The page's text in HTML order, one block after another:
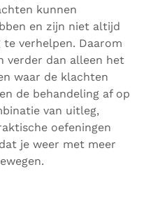
kunnen
en zijn niet altijd
verhelpen. Daarom
verder dan alleen het
waar de klachten
de behandeling af op
van uitleg,
oefeningen
je weer met meer